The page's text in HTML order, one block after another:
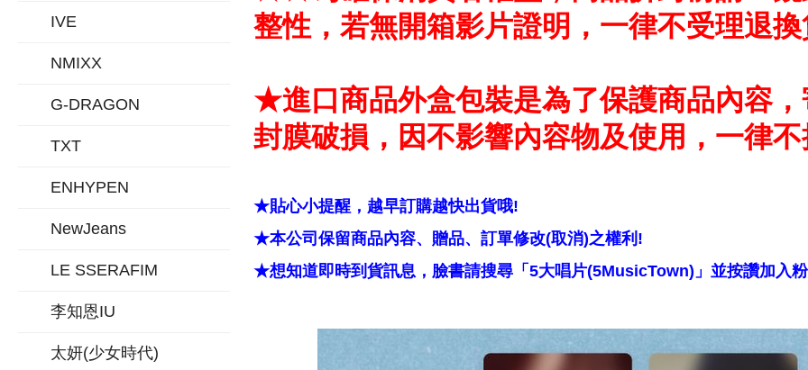
IVE
NMIXX
G-DRAGON
TXT
ENHYPEN
NewJeans
LE SSERAFIM
李知恩IU
太妍(少女時代)
整性，若無開箱影片證明，一律不受理退
★進口商品外盒包裝是為了保護商品內容
封膜破損，因不影響內容物及使用，一律
★貼心小提醒，越早訂購越快出貨哦!
★本公司保留商品內容、贈品、訂單修改(取消)之權利!
★想知道即時到貨訊息，臉書請搜尋「5大唱片(5MusicTown)」並按讚加入